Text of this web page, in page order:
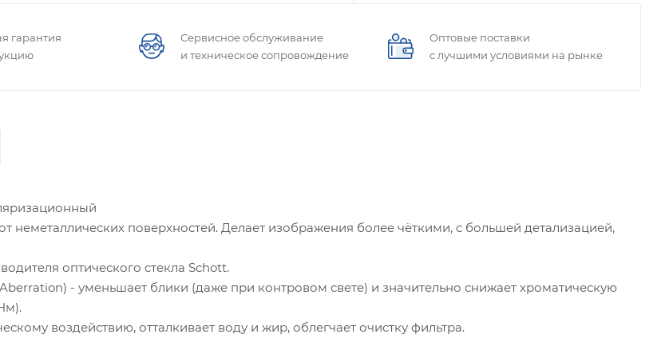
гарантия
Сервисное обслуживание
и техническое сопровождение
Оптовые поставки
с лучшими условиями на рынке
поверхностей. Делает изображения более чёткими, с большей детализацией,
оптического стекла Schott.
- уменьшает блики (даже при контровом свете) и значительно снижает хроматическую
воздействию, отталкивает воду и жир, облегчает очистку фильтра.